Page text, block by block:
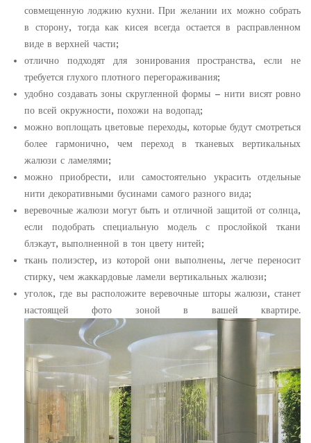
совмещенную лоджию кухни. При желании их можно собрать
в сторону, тогда как кисея всегда остается в расправленном
виде в верхней части;
отлично подходят для зонирования пространства, если не
требуется глухого плотного перегораживания;
удобно создавать зоны скругленной формы – нити висят ровно
по всей окружности, похожи на водопад;
можно воплощать цветовые переходы, которые будут смотреться
более гармонично, чем переход в тканевых вертикальных
жалюзи с ламелями;
можно приобрести, или самостоятельно украсить отдельные
нити декоративными бусинами самого разного вида;
веревочные жалюзи могут быть и отличной защитой от солнца,
если подобрать специальную модель с прослойкой ткани
блэкаут, выполненной в тон цвету нитей;
ткань полиэстер, из которой они выполнены, легче переносит
стирку, чем жаккардовые ламели вертикальных жалюзи;
уголок, где вы расположите веревочные шторы жалюзи, станет
настоящей фото зоной в вашей квартире.